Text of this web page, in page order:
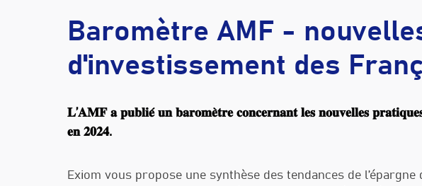
Baromètre AMF -
d'investissement des
𝐋’𝐀𝐌𝐅 𝐚 𝐩𝐮𝐛𝐥𝐢𝐞́ 𝐮𝐧 𝐛𝐚𝐫𝐨𝐦𝐞̀𝐭𝐫𝐞 𝐜𝐨𝐧𝐜𝐞𝐫𝐧𝐚𝐧𝐭 𝐥𝐞𝐬 𝐧𝐨𝐮𝐯𝐞𝐥𝐥𝐞𝐬
𝐞𝐧 𝟐𝟎𝟐𝟒.
Exiom vous propose une synthèse des tendances de